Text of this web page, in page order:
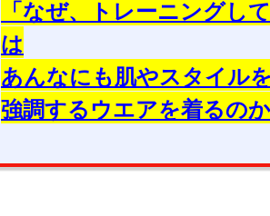
「なぜ、トレーニングし
は
あんなにも肌やスタイルを
強調するウエアを着るのか